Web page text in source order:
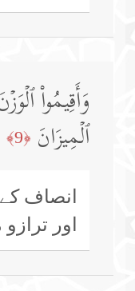
وَأَقِیمُوا۟
ٱلۡمِیزَانَ ﴿9﴾
انصاف
اور